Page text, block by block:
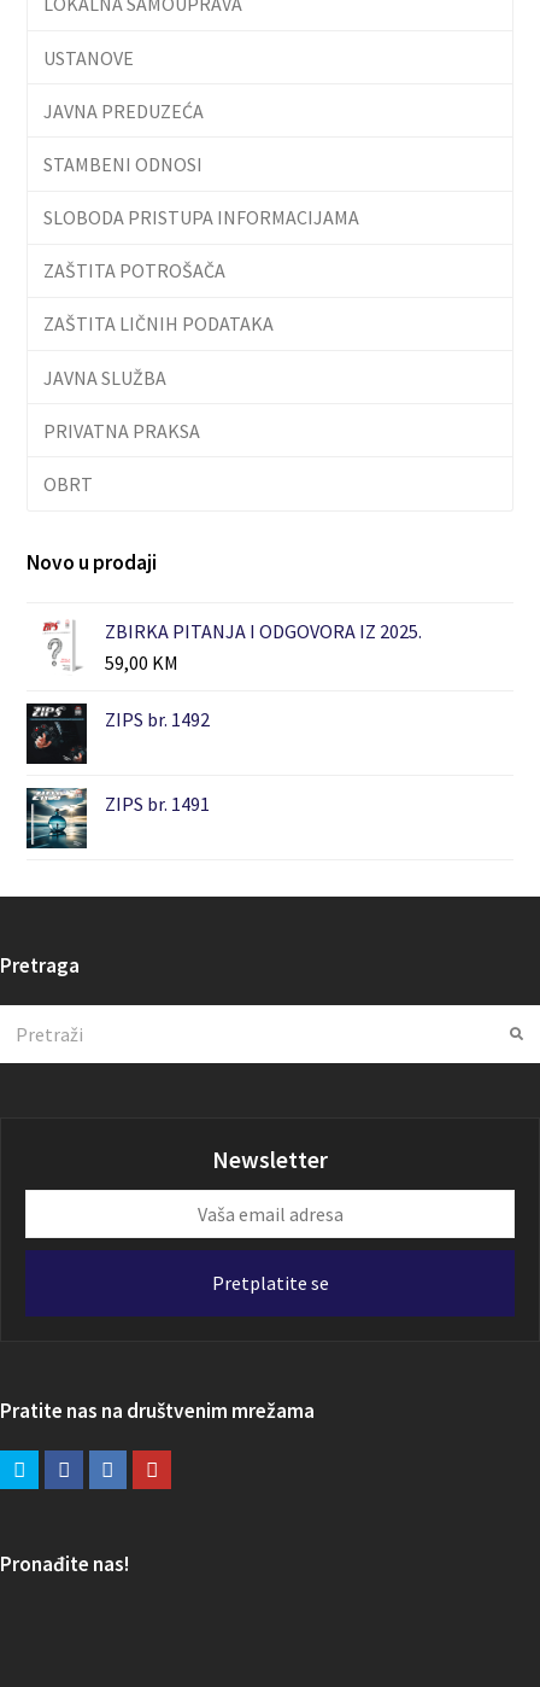
USTANOVE
JAVNA PREDUZEĆA
STAMBENI ODNOSI
SLOBODA PRISTUPA INFORMACIJAMA
ZAŠTITA POTROŠAČA
ZAŠTITA LIČNIH PODATAKA
JAVNA SLUŽBA
PRIVATNA PRAKSA
OBRT
Novo u prodaji
ZBIRKA PITANJA I ODGOVORA IZ 2025.
59,00 KM
ZIPS br. 1492
ZIPS br. 1491
Pretraga
Newsletter
email
Pretplatite se
Pratite nas na društvenim mrežama
Pronađite nas!